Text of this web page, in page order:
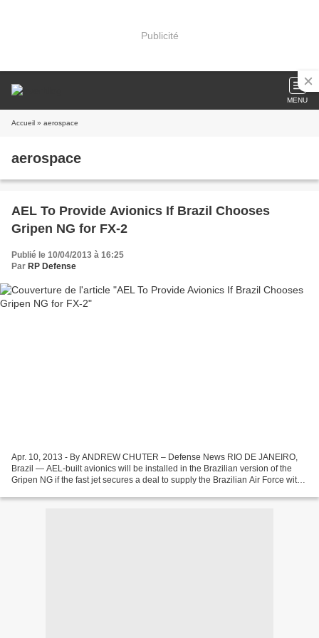
Publicité
MENU
Accueil » aerospace
aerospace
AEL To Provide Avionics If Brazil Chooses
Gripen NG for FX-2
Publié le 10/04/2013 à 16:25
Par RP Defense
Apr. 10, 2013 - By ANDREW CHUTER – Defense News RIO DE JANEIRO,
Brazil — AEL-built avionics will be installed in the Brazilian version of the
Gripen NG if the fast jet secures a deal to supply the Brazilian Air Force with